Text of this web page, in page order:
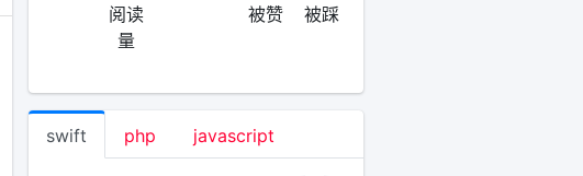
阅读
量
被赞 被踩
swift php javascript